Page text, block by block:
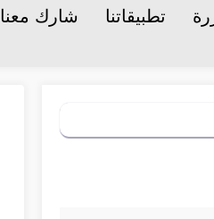
تطبيقاتنا شارك معنا